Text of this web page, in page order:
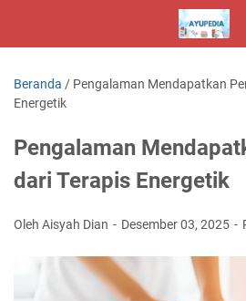
Beranda / Pengalaman Mendapatkan
Energetik
Pengalaman
dari Terapis Energetik
Oleh Aisyah Dian Desember 03, 2025